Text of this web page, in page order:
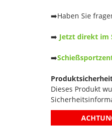
➡️Haben Sie
➡️ Jetzt direkt im
➡️
Dieses Produkt